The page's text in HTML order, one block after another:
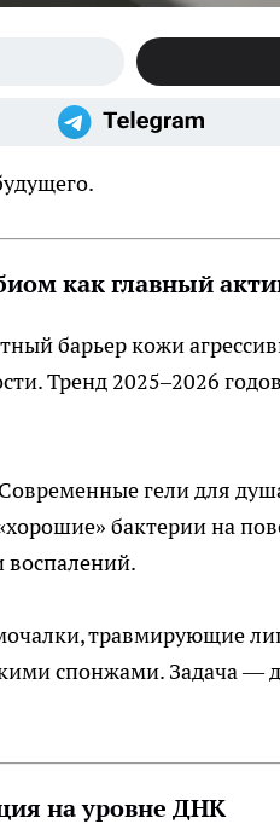
как главный
барьер кожи
Тренд 2025–2026
Современные гели для
бактерии на
травмирующие
спонжами. Задача —
на уровне ДНК